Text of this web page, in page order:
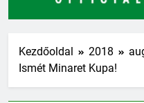
Kezdőoldal 2018
Ismét Minaret Kupa!